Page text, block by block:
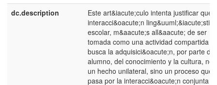
dc.description
Este art&iacute;culo intenta justificar que
interacci&oacute;n ling&uuml;&iacute;stica
escolar, m&aacute;s all&aacute; de ser
tomada como una actividad compartida
busca la adquisici&oacute;n, por parte del
alumno, del conocimiento y la cultura, no
un hecho unilateral, sino un proceso que
pasa por la interacci&oacute;n conjunta